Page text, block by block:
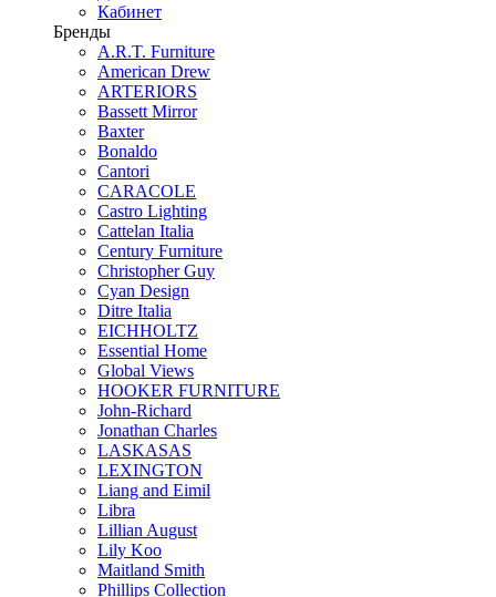
Кабинет
Бренды
A.R.T. Furniture
American Drew
ARTERIORS
Bassett Mirror
Baxter
Bonaldo
Cantori
CARACOLE
Castro Lighting
Cattelan Italia
Century Furniture
Christopher Guy
Cyan Design
Ditre Italia
EICHHOLTZ
Essential Home
Global Views
HOOKER FURNITURE
John-Richard
Jonathan Charles
LASKASAS
LEXINGTON
Liang and Eimil
Libra
Lillian August
Lily Koo
Maitland Smith
Phillips Collection